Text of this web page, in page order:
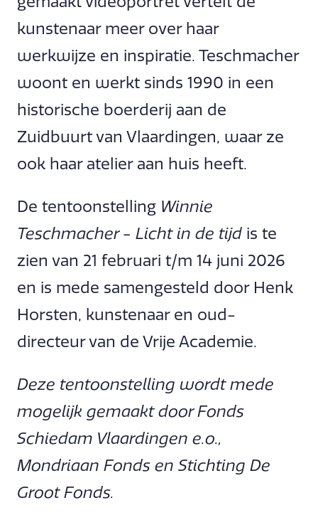
kunstenaar meer over haar
werkwijze en inspiratie. Teschmacher
woont en werkt sinds 1990 in een
historische boerderij aan de
Zuidbuurt van Vlaardingen, waar ze
ook haar atelier aan huis heeft.
De tentoonstelling Winnie
Teschmacher - Licht in de tijd is te
zien van 21 februari t/m 14 juni 2026
en is mede samengesteld door Henk
Horsten, kunstenaar en oud-
directeur van de Vrije Academie.
Deze tentoonstelling wordt mede
mogelijk gemaakt door Fonds
Schiedam Vlaardingen e.o.,
Mondriaan Fonds en Stichting De
Groot Fonds.